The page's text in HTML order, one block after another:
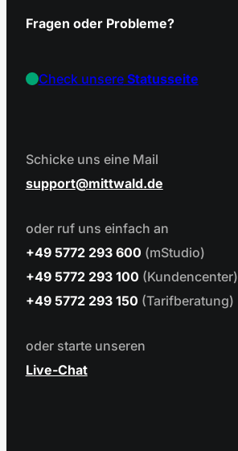
Fragen oder Probleme?
Check unsereStatusseite
Schicke uns eine Mail
support
mittwald.de
oder ruf uns einfach an
+49 5772 293 600 (mStudio)
+49 5772 293 100 (Kundencenter)
+49 5772 293 150 (Tarifberatung)
oder starte unseren
Live-Chat